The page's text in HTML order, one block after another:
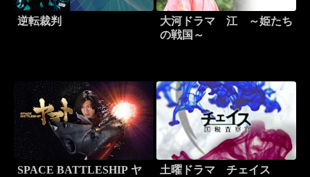
逆転裁判
大河ドラマ 江 ～姫たち
の戦国～
SPACE BATTLESHIP ヤ
土曜ドラマ チェイス